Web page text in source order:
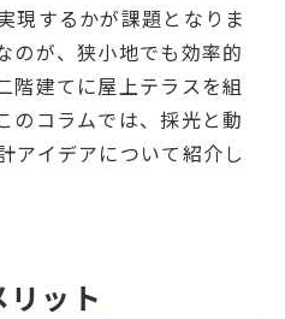
現するかが課題となりま
のが、狭小地でも効率的
階建てに屋上テラスを組
のコラムでは、採光と動
アイデアについて紹介し
ット